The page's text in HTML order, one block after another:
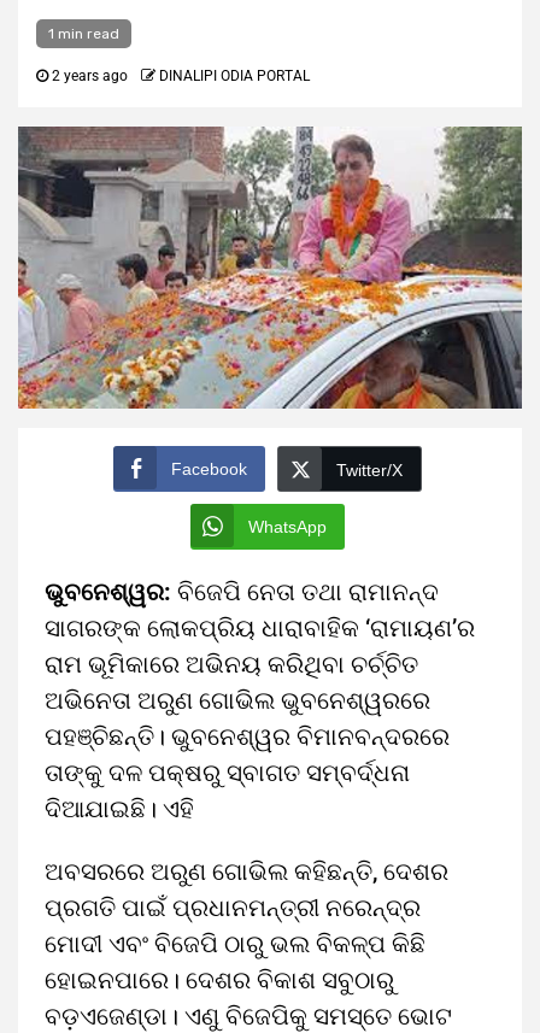
1 min read
2 years ago DINALIPI ODIA PORTAL
Facebook Twitter/X
WhatsApp
ଭୁବନେଶ୍ୱର: ବିଜେପି ନେତା ତଥା ରାମାନନ୍ଦ
ସାଗରଙ୍କ ଲୋକପ୍ରିୟ ଧାରାବାହିକ ‘ରାମାୟଣ’ର
ରାମ ଭୂମିକାରେ ଅଭିନୟ କରିଥିବା ଚର୍ଚ୍ଚିତ
ଅଭିନେତା ଅରୁଣ ଗୋଭିଲ ଭୁବନେଶ୍ୱରରେ
ପହଞ୍ଚିଛନ୍ତି। ଭୁବନେଶ୍ୱର ବିମାନବନ୍ଦରରେ
ତାଙ୍କୁ ଦଳ ପକ୍ଷରୁ ସ୍ବାଗତ ସମ୍ବର୍ଦ୍ଧନା
ଦିଆଯାଇଛି। ଏହି
ଅବସରରେ ଅରୁଣ ଗୋଭିଲ କହିଛନ୍ତି, ଦେଶର
ପ୍ରଗତି ପାଇଁ ପ୍ରଧାନମନ୍ତ୍ରୀ ନରେନ୍ଦ୍ର
ମୋଦୀ ଏବଂ ବିଜେପି ଠାରୁ ଭଲ ବିକଳ୍ପ କିଛି
ହୋଇନପାରେ। ଦେଶର ବିକାଶ ସବୁଠାରୁ
ବଡ଼ଏଜେଣ୍ଡା। ଏଣୁ ବିଜେପିକୁ ସମସ୍ତେ ଭୋଟ